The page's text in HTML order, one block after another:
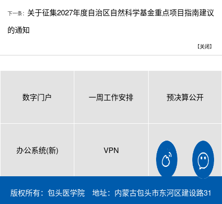
下一条： 关于征集2027年度自治区自然科学基金重点项目指南建议
的通知
【关闭】
数字门户 一周工作安排 预决算公开
办公系统(新) VPN
版权所有：包头医学院 地址：内蒙古包头市东河区建设路31